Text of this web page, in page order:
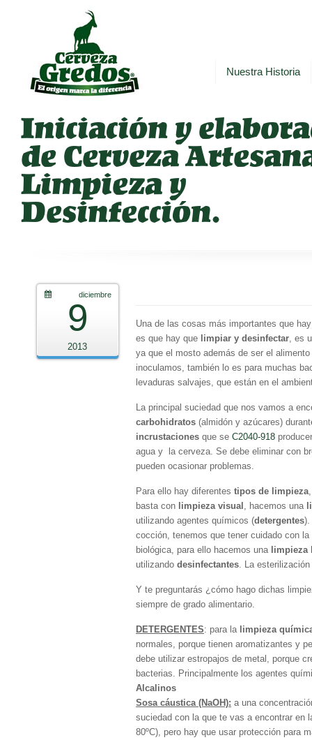
Nuestra Historia
Iniciación y
de Cerveza
Limpieza y
Desinfección.
9
diciembre
2013
Una de las cosas más importantes que
es que hay que limpiar y desinfectar, es
ya que el mosto además de ser el
inoculamos, también lo es para muchas
levaduras salvajes, que están en el
La principal suciedad que nos vamos a
carbohidratos (almidón y azúcares)
incrustaciones que se C2040-918
agua y la cerveza. Se debe eliminar con
pueden ocasionar problemas.
Para ello hay diferentes tipos de limpieza
basta con limpieza visual , hacemos una
utilizando agentes químicos (detergentes).
cocción, tenemos que tener cuidado con
biológica, para ello hacemos una
utilizando desinfectantes. La
Y te preguntarás ¿cómo hago dichas
siempre de grado alimentario.
DETERGENTES: para la limpieza
normales, porque tienen aromatizantes y
debe utilizar estropajos de metal, porque
bacterias. Principalmente los agentes
Alcalinos
Sosa cáustica (NaOH): a una
suciedad con la que te vas a encontrar en
80ºC), pero hay que usar protección para